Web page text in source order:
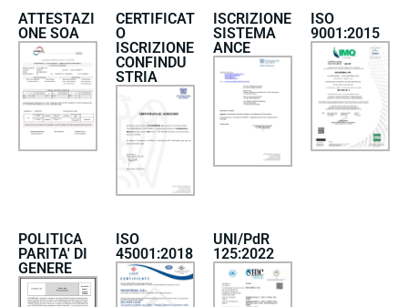
ATTESTAZI
ONE SOA
CERTIFICAT
O
ISCRIZIONE
CONFINDU
STRIA
ISCRIZIONE
SISTEMA
ANCE
ISO
9001:2015
POLITICA
PARITA' DI
GENERE
ISO
45001:2018
UNI/PdR
125:2022